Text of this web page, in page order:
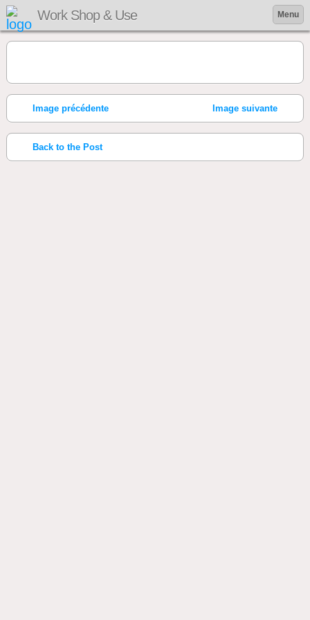
Work Shop & Use Menu
Image précédente Image suivante
Back to the Post